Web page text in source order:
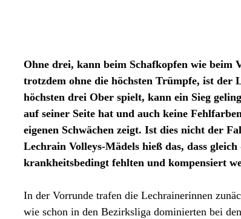
Ohne drei, kann beim Schafkopfen wie beim
trotzdem ohne die höchsten Trümpfe, ist der
höchsten drei Ober spielt, kann ein Sieg
auf seiner Seite hat und auch keine
eigenen Schwächen zeigt. Ist dies nicht der
Lechrain Volleys-Mädels hieß das, dass
krankheitsbedingt fehlten und kompensiert
In der Vorrunde trafen die Lechrainerinnen
wie schon in den Bezirksliga dominierten bei